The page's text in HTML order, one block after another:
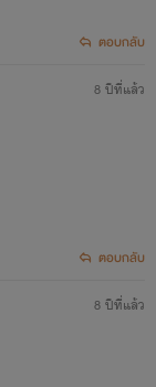
ตอบกลับ
8 ปีที่แล้ว
ตอบกลับ
8 ปีที่แล้ว